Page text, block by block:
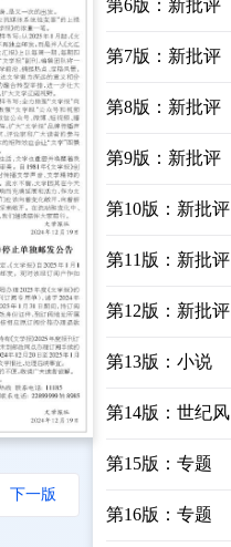
下一版
第6版：新批评
第7版：新批评
第8版：新批评
第9版：新批评
第10版：新批评
第11版：新批评
第12版：新批评
第13版：小说
第14版：世纪风
第15版：专题
第16版：专题